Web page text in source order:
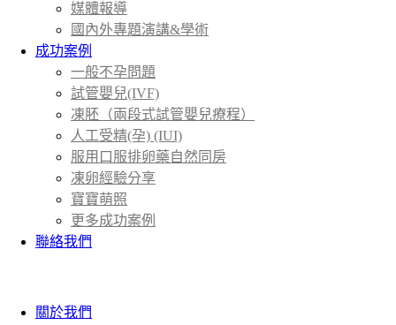
媒體報導
國內外專題演講&學術
成功案例
一般不孕問題
試管嬰兒(IVF)
凍胚（兩段式試管嬰兒療程）
人工受精(孕) (IUI)
服用口服排卵藥自然同房
凍卵經驗分享
寶寶萌照
更多成功案例
聯絡我們
關於我們